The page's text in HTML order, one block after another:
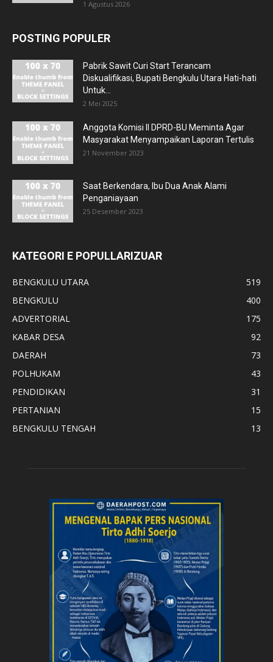
1 Agustus 2026
POSTING POPULER
Pabrik Sawit Curi Start Terancam
Diskualifikasi, Bupati Bengkulu Utara Hati-hati
Untuk...
2 Mei 2025
Anggota Komisi II DPRD-BU Meminta Agar
Masyarakat Menyampaikan Laporan Tertulis
21 November 2023
Saat Berkendara, Ibu Dua Anak Alami
Penganiayaan
25 Desember 2023
KATEGORI E POPULLARIZUAR
BENGKULU UTARA
519
BENGKULU
400
ADVERTORIAL
175
KABAR DESA
92
DAERAH
73
POLHUKAM
43
PENDIDIKAN
31
PERTANIAN
15
BENGKULU TENGAH
13